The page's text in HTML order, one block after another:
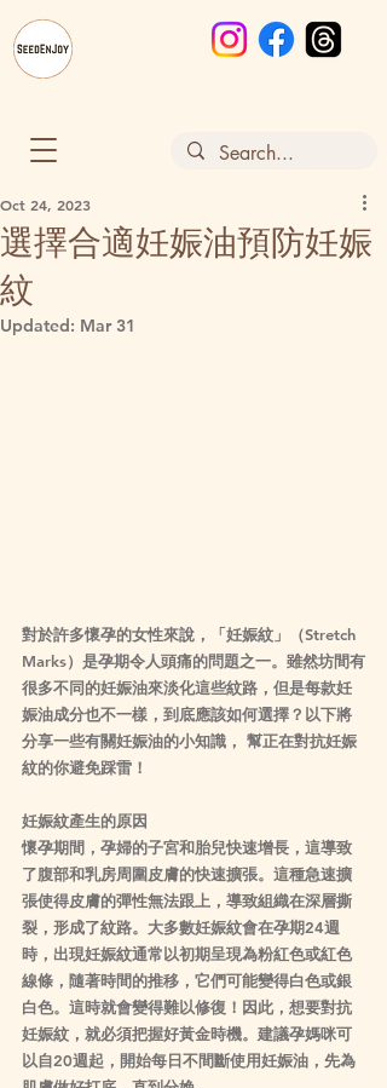
選擇合適妊娠油預防妊娠
紋
Oct 24, 2023
Updated: Mar 31
對於許多懷孕的女性來說，「妊娠紋」（Stretch
Marks）是孕期令人頭痛的問題之一。雖然坊間有
很多不同的妊娠油來淡化這些紋路，但是每款妊
娠油成分也不一樣，到底應該如何選擇？以下將
分享一些有關妊娠油的小知識， 幫正在對抗妊娠
紋的你避免踩雷！
妊娠紋產生的原因
懷孕期間，孕婦的子宮和胎兒快速增長，這導致
了腹部和乳房周圍皮膚的快速擴張。這種急速擴
張使得皮膚的彈性無法跟上，導致組織在深層撕
裂，形成了紋路。大多數妊娠紋會在孕期24週
時，出現妊娠紋通常以初期呈現為粉紅色或紅色
線條，隨著時間的推移，它們可能變得白色或銀
白色。這時就會變得難以修復！因此，想要對抗
妊娠紋，就必須把握好黃金時機。建議孕媽咪可
以自20週起，開始每日不間斷使用妊娠油，先為